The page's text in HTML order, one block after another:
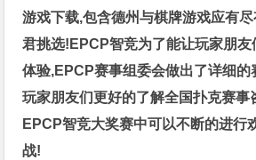
游戏下载,包含德州与棋牌游戏应有
君挑选!EPCP智竞为了能让玩家朋
体验,EPCP赛事组委会做出了详细的
玩家朋友们更好的了解全国扑克赛事
EPCP智竞大奖赛中可以不断的进行
战!